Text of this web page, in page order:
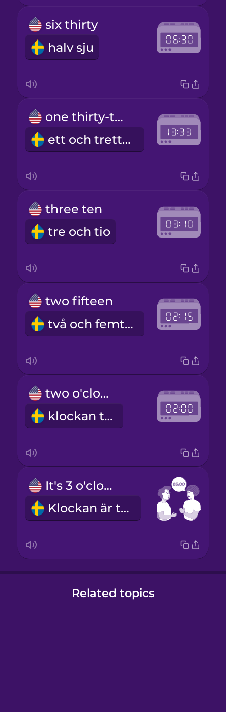
six thirty
halv sju
one thirty-three
ett och trettiotre
three ten
tre och tio
two fifteen
två och femton
two o'clock
klockan två
It's 3 o'clock.
Klockan är tre.
Related topics